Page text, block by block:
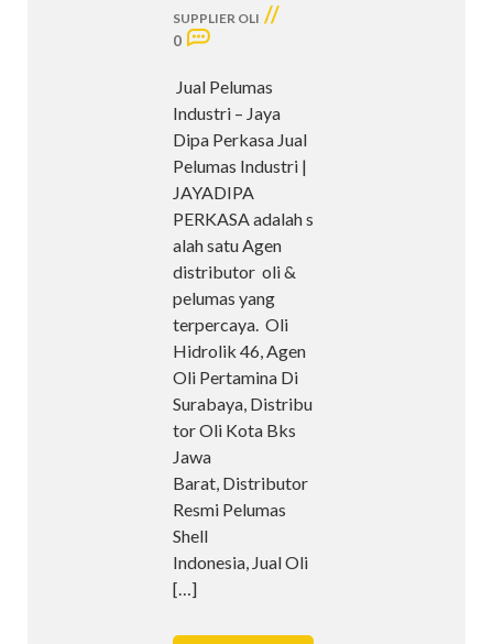
SUPPLIER OLI //
0
Jual Pelumas
Industri – Jaya
Dipa Perkasa Jual
Pelumas Industri |
JAYADIPA
PERKASA adalah s
alah satu Agen
distributor oli &
pelumas yang
terpercaya. Oli
Hidrolik 46, Agen
Oli Pertamina Di
Surabaya, Distribu
tor Oli Kota Bks
Jawa
Barat, Distributor
Resmi Pelumas
Shell
Indonesia, Jual Oli
[…]